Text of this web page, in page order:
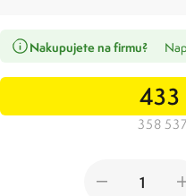
Nakupujete na firmu?
433
358